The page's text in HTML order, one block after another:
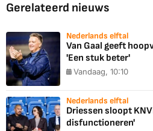
Gerelateerd nieuws
Nederlands elftal
Van Gaal geeft
'Een stuk beter'
Vandaag, 10:10
Nederlands elftal
Driessen sloopt
disfunctioneren'